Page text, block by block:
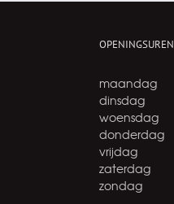
OPENINGSUREN
maandag
dinsdag
woensdag
donderdag
vrijdag
zaterdag
zondag